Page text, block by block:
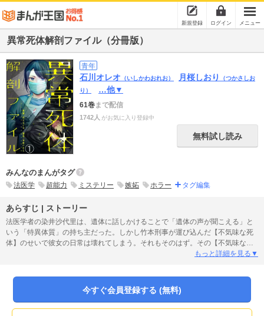
新規登録 ログイン メニュー
異常死体解剖ファイル（分冊版）
青年
石川オレオ （いしかわおれお） 月桜しおり
（つかさしお
り）
…他▼
61巻まで配信
1742人 がお気に入り登録中
無料試し読み
みんなのまんがタグ
法医学 超能力 ミステリー 嫉妬 ホラー タグ編集
あらすじ | ストーリー
法医学者の染井沙代里は、遺体に話しかけることで「遺体の声が聞こえる」と
いう「特異体質」の持ち主だった。しかし竹本刑事が運び込んだ【不気味な死
体】のせいで彼女の日常は壊れてしまう。それもそのはず。その【不気味な死
体】は【呪われた死体】だったのだ。 ※この作品は「COMIC ヤミツキ
もっと詳細を見る▼
今すぐ会員登録する (無料)